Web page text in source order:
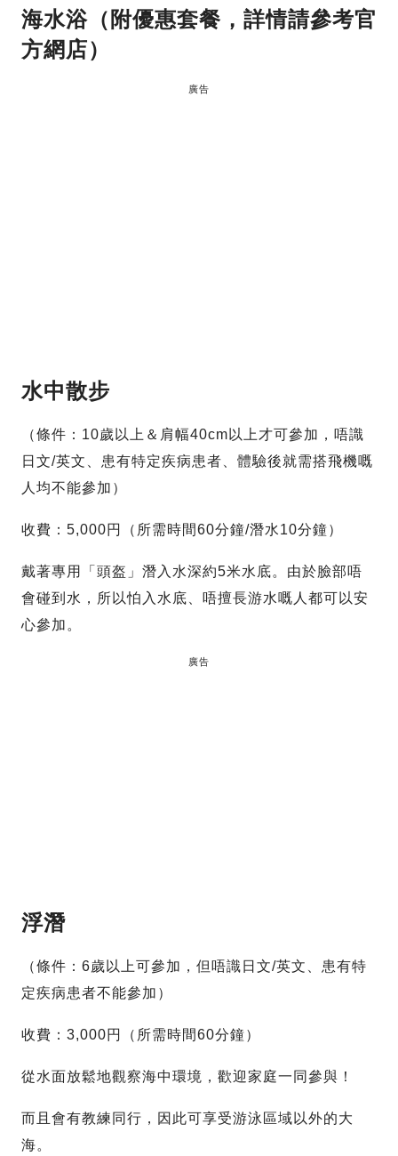
海水浴（附優惠套餐，詳情請參考官
方網店）
廣告
水中散步
（條件：10歲以上＆肩幅40cm以上才可參加，唔識
日文/英文、患有特定疾病患者、體驗後就需搭飛機嘅
人均不能參加）
收費：5,000円（所需時間60分鐘/潛水10分鐘）
戴著專用「頭盔」潛入水深約5米水底。由於臉部唔
會碰到水，所以怕入水底、唔擅長游水嘅人都可以安
心參加。
廣告
浮潛
（條件：6歲以上可參加，但唔識日文/英文、患有特
定疾病患者不能參加）
收費：3,000円（所需時間60分鐘）
從水面放鬆地觀察海中環境，歡迎家庭一同參與！
而且會有教練同行，因此可享受游泳區域以外的大
海。